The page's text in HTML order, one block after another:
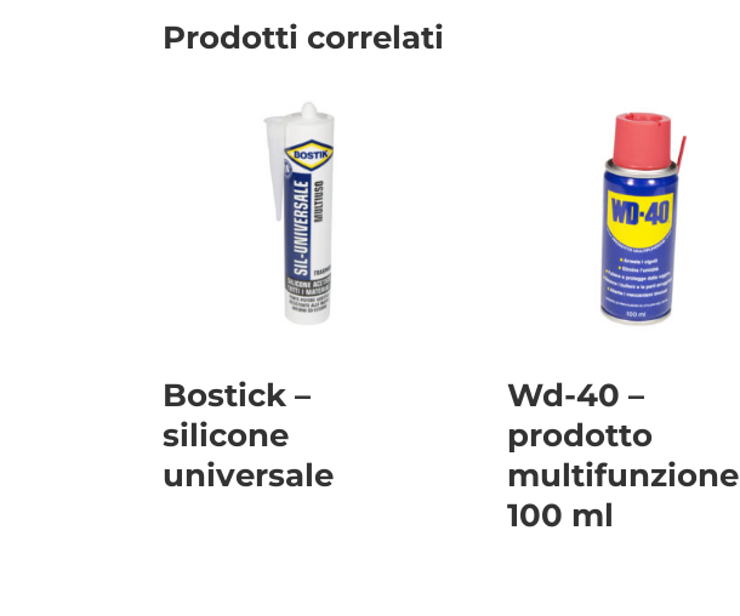
Prodotti correlati
Bostick –
silicone
universale
Wd-40 –
prodotto
multifunzione
100 ml